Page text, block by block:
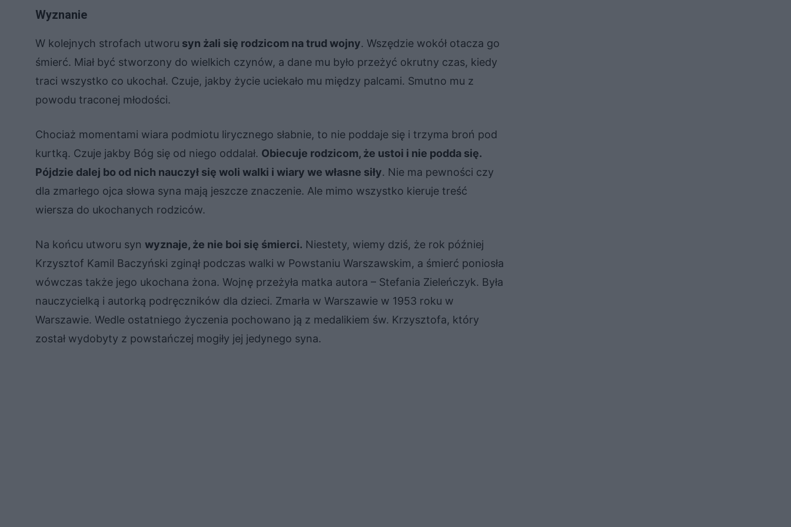
Wyznanie
W kolejnych strofach utworu syn żali się rodzicom na trud wojny. Wszędzie wokół otacza go
śmierć. Miał być stworzony do wielkich czynów, a dane mu było przeżyć okrutny czas, kiedy
traci wszystko co ukochał. Czuje, jakby życie uciekało mu między palcami. Smutno mu z
powodu traconej młodości.
Chociaż momentami wiara podmiotu lirycznego słabnie, to nie poddaje się i trzyma broń pod
kurtką. Czuje jakby Bóg się od niego oddalał. Obiecuje rodzicom, że ustoi i nie podda się.
Pójdzie dalej bo od nich nauczył się woli walki i wiary we własne siły. Nie ma pewności czy
dla zmarłego ojca słowa syna mają jeszcze znaczenie. Ale mimo wszystko kieruje treść
wiersza do ukochanych rodziców.
Na końcu utworu syn wyznaje, że nie boi się śmierci. Niestety, wiemy dziś, że rok później
Krzysztof Kamil Baczyński zginął podczas walki w Powstaniu Warszawskim, a śmierć poniosła
wówczas także jego ukochana żona. Wojnę przeżyła matka autora – Stefania Zieleńczyk. Była
nauczycielką i autorką podręczników dla dzieci. Zmarła w Warszawie w 1953 roku w
Warszawie. Wedle ostatniego życzenia pochowano ją z medalikiem św. Krzysztofa, który
został wydobyty z powstańczej mogiły jej jedynego syna.